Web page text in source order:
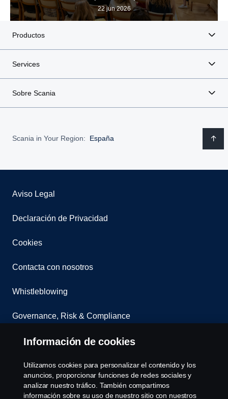
22 jun 2026
Productos
Services
Sobre Scania
Scania in Your Region: España
Aviso Legal
Declaración de Privacidad
Cookies
Contacta con nosotros
Whistleblowing
Governance, Risk & Compliance
Configuración de cookies
Información de cookies
Utilizamos cookies para personalizar el contenido y los
anuncios, proporcionar funciones de redes sociales y
analizar nuestro tráfico. También compartimos
información sobre su uso de nuestro sitio con nuestros